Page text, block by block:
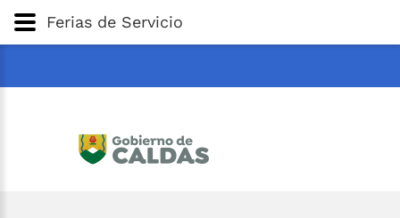
Gobernación
Ferias de Servicio